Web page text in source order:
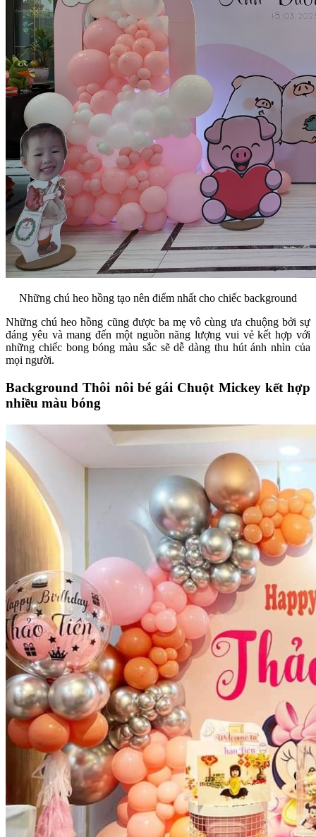
Những chú heo hồng tạo nên điểm nhất cho chiếc background
Những chú heo hồng cũng được ba mẹ vô cùng ưa chuộng bởi sự
đáng yêu và mang đến một nguồn năng lượng vui vẻ kết hợp với
những chiếc bong bóng màu sắc sẽ dễ dàng thu hút ánh nhìn của
mọi người.
Background Thôi nôi bé gái Chuột Mickey kết hợp
nhiều màu bóng